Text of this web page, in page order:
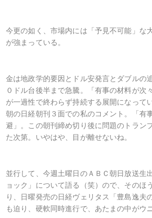
今更の如く、市場内には「予見不可能」な
が強まっている。
金は地政学的要因とドル安発言とダブルの
０ドル台後半まで急騰。「有事の材料が次
が一過性で終わらず持続する展開になって
朝の日経朝刊３面での私のコメント。「有
避」。この朝刊締め切り後に問題のトラン
た次第。いやはや、目が離せないね。
並行して、今週土曜日のＡＢＣ朝日放送生
ョック」について語る（笑）ので、そのほ
り、日曜発売の日経ヴェリタス「豊島逸夫
も迫り、硬軟同時進行で、あたまの中がウ